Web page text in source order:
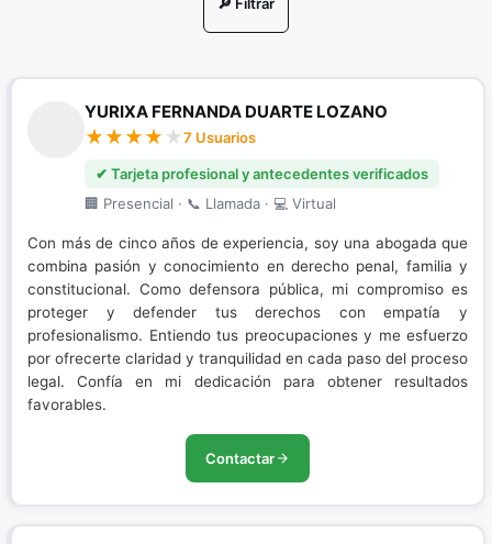
Porte Ilegal de Armas
Restitución de Tierras
Sistema Penal Acusatorio
YURIXA FERNANDA DUARTE LOZANO
7 Usuarios
✔ Tarjeta profesional y antecedentes verificados
🏢 Presencial · 📞 Llamada · 💻 Virtual
Con más de cinco años de experiencia, soy una abogada que
combina pasión y conocimiento en derecho penal, familia y
constitucional. Como defensora pública, mi compromiso es
proteger y defender tus derechos con empatía y
profesionalismo. Entiendo tus preocupaciones y me esfuerzo
por ofrecerte claridad y tranquilidad en cada paso del proceso
legal. Confía en mi dedicación para obtener resultados
favorables.
Contactar